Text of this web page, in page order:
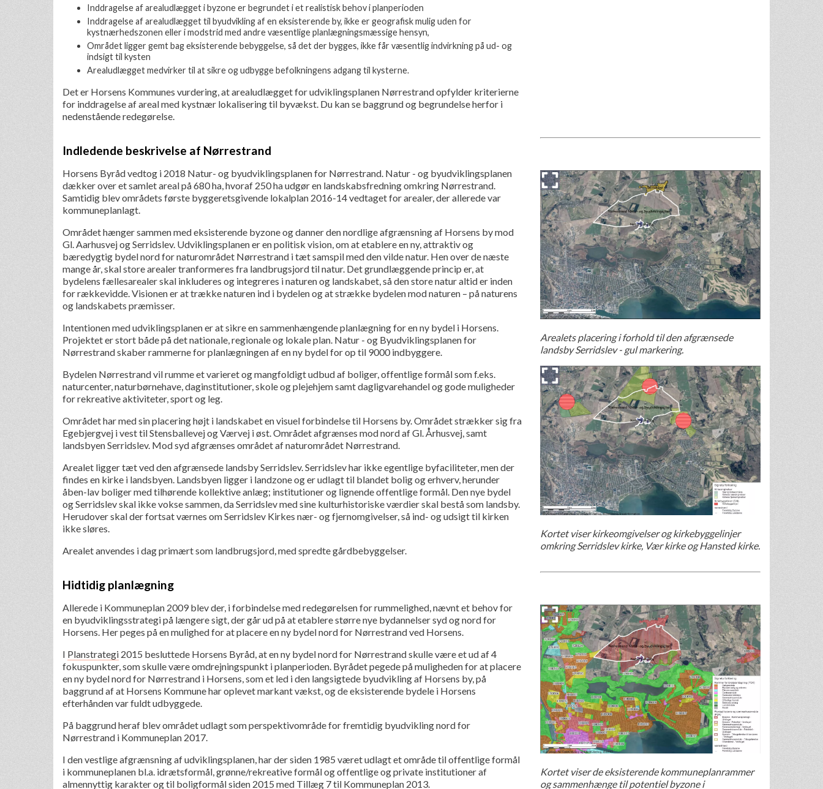
Inddragelse af arealudlægget i byzone er begrundet i et realistisk behov i planperioden
Inddragelse af arealudlægget til byudvikling af en eksisterende by, ikke er geografisk mulig uden for
kystnærhedszonen eller i modstrid med andre væsentlige planlægningsmæssige hensyn,
Området ligger gemt bag eksisterende bebyggelse, så det der bygges, ikke får væsentlig indvirkning på ud- og
indsigt til kysten
Arealudlægget medvirker til at sikre og udbygge befolkningens adgang til kysterne.
Det er Horsens Kommunes vurdering, at arealudlægget for udviklingsplanen Nørrestrand opfylder kriterierne
for inddragelse af areal med kystnær lokalisering til byvækst. Du kan se baggrund og begrundelse herfor i
nedenstående redegørelse.
Indledende beskrivelse af Nørrestrand
Horsens Byråd vedtog i 2018 Natur- og byudviklingsplanen for Nørrestrand. Natur - og byudviklingsplanen
dækker over et samlet areal på 680 ha, hvoraf 250 ha udgør en landskabsfredning omkring Nørrestrand.
Samtidig blev områdets første byggeretsgivende lokalplan 2016-14 vedtaget for arealer, der allerede var
kommuneplanlagt.
Området hænger sammen med eksisterende byzone og danner den nordlige afgrænsning af Horsens by mod
Gl. Aarhusvej og Serridslev. Udviklingsplanen er en politisk vision, om at etablere en ny, attraktiv og
bæredygtig bydel nord for naturområdet Nørrestrand i tæt samspil med den vilde natur. Hen over de næste
mange år, skal store arealer tranformeres fra landbrugsjord til natur. Det grundlæggende princip er, at
bydelens fællesarealer skal inkluderes og integreres i naturen og landskabet, så den store natur altid er inden
for rækkevidde. Visionen er at trække naturen ind i bydelen og at strække bydelen mod naturen – på naturens
og landskabets præmisser.
Intentionen med udviklingsplanen er at sikre en sammenhængende planlægning for en ny bydel i Horsens.
Projektet er stort både på det nationale, regionale og lokale plan. Natur - og Byudviklingsplanen for
Nørrestrand skaber rammerne for planlægningen af en ny bydel for op til 9000 indbyggere.
Bydelen Nørrestrand vil rumme et varieret og mangfoldigt udbud af boliger, offentlige formål som f.eks.
naturcenter, naturbørnehave, daginstitutioner, skole og plejehjem samt dagligvarehandel og gode muligheder
for rekreative aktiviteter, sport og leg.
Området har med sin placering højt i landskabet en visuel forbindelse til Horsens by. Området strækker sig fra
Egebjergvej i vest til Stensballevej og Værvej i øst. Området afgrænses mod nord af Gl. Århusvej, samt
landsbyen Serridslev. Mod syd afgrænses området af naturområdet Nørrestrand.
Arealet ligger tæt ved den afgrænsede landsby Serridslev. Serridslev har ikke egentlige byfaciliteter, men der
findes en kirke i landsbyen. Landsbyen ligger i landzone og er udlagt til blandet bolig og erhverv, herunder
åben-lav boliger med tilhørende kollektive anlæg; institutioner og lignende offentlige formål. Den nye bydel
og Serridslev skal ikke vokse sammen, da Serridslev med sine kulturhistoriske værdier skal bestå som landsby.
Herudover skal der fortsat værnes om Serridslev Kirkes nær- og fjernomgivelser, så ind- og udsigt til kirken
ikke sløres.
Arealet anvendes i dag primært som landbrugsjord, med spredte gårdbebyggelser.
Arealets placering i forhold til den afgrænsede
landsby Serridslev - gul markering.
Kortet viser kirkeomgivelser og kirkebyggelinjer
omkring Serridslev kirke, Vær kirke og Hansted kirke.
Hidtidig planlægning
Allerede i Kommuneplan 2009 blev der, i forbindelse med redegørelsen for rummelighed, nævnt et behov for
en byudviklingsstrategi på længere sigt, der går ud på at etablere større nye bydannelser syd og nord for
Horsens. Her peges på en mulighed for at placere en ny bydel nord for Nørrestrand ved Horsens.
I Planstrategi 2015 besluttede Horsens Byråd, at en ny bydel nord for Nørrestrand skulle være et ud af 4
fokuspunkter, som skulle være omdrejningspunkt i planperioden. Byrådet pegede på muligheden for at placere
en ny bydel nord for Nørrestrand i Horsens, som et led i den langsigtede byudvikling af Horsens by, på
baggrund af at Horsens Kommune har oplevet markant vækst, og de eksisterende bydele i Horsens
efterhånden var fuldt udbyggede.
På baggrund heraf blev området udlagt som perspektivområde for fremtidig byudvikling nord for
Nørrestrand i Kommuneplan 2017.
I den vestlige afgrænsning af udviklingsplanen, har der siden 1985 været udlagt et område til offentlige formål
i kommuneplanen bl.a. idrætsformål, grønne/rekreative formål og offentlige og private institutioner af
almennyttig karakter og til boligformål siden 2015 med Tillæg 7 til Kommuneplan 2013.
Kortet viser de eksisterende kommuneplanrammer
og sammenhænge til potentiel byzone i